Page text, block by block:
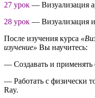
27 урок — Визуализация
28 урок — Визуализация
После изучения курса
изучение» Вы научитесь:
— Создавать и применять
— Работать с физически
Ray.